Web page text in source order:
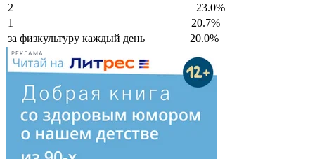
2
23.0%
1
20.7%
за физкультуру каждый день
20.0%
РЕКЛАМА